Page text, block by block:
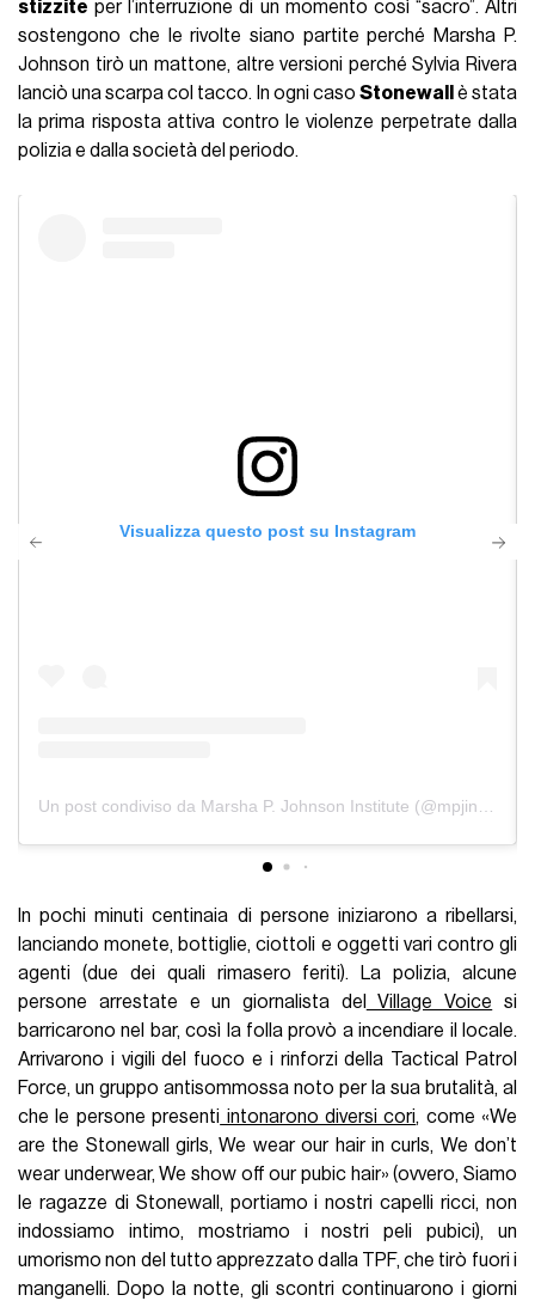
stizzite per l’interruzione di un momento così “sacro”. Altri
sostengono che le rivolte siano partite perché Marsha P.
Johnson tirò un mattone, altre versioni perché Sylvia Rivera
lanciò una scarpa col tacco. In ogni caso Stonewall
è stata
la prima risposta attiva contro le violenze perpetrate dalla
polizia e dalla società del periodo.
Visualizza questo post su Instagram
Un post condiviso da Marsha P. Johnson Institute (@mpjinstitute)
In pochi minuti centinaia di persone iniziarono a ribellarsi,
lanciando monete, bottiglie, ciottoli e oggetti vari contro gli
agenti (due dei quali rimasero feriti). La polizia, alcune
persone arrestate e un giornalista del
Village Voice si
barricarono nel bar, così la folla provò a incendiare il locale.
Arrivarono i vigili del fuoco e i rinforzi della Tactical Patrol
Force, un gruppo antisommossa noto per la sua brutalità, al
che le persone presenti intonarono diversi cori, come «We
are the Stonewall girls, We wear our hair in curls, We don’t
wear underwear, We show off our pubic hair» (ovvero, Siamo
le ragazze di Stonewall, portiamo i nostri capelli ricci, non
indossiamo intimo, mostriamo i nostri peli pubici), un
umorismo non del tutto apprezzato dalla TPF, che tirò fuori i
manganelli. Dopo la notte, gli scontri continuarono i giorni